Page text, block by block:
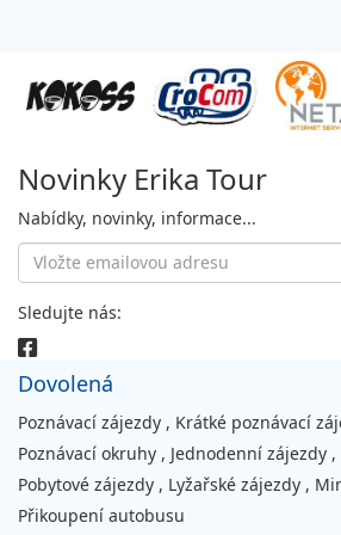
Novinky Erika Tour
Nabídky, novinky, informace...
Sledujte nás:
Dovolená
Poznávací zájezdy , Krátké poznávací
Poznávací okruhy , Jednodenní zájezdy ,
Pobytové zájezdy , Lyžařské zájezdy ,
Přikoupení autobusu